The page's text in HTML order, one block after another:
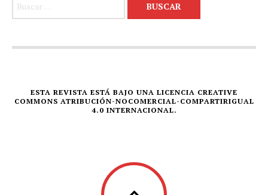
ESTA REVISTA ESTÁ BAJO UNA LICENCIA CREATIVE
COMMONS ATRIBUCIÓN-NOCOMERCIAL-COMPARTIRIGUAL
4.0 INTERNACIONAL.